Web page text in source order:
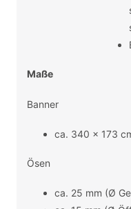
Maße
Banner
ca. 340 x 173
Ösen
ca. 25 mm (Ø